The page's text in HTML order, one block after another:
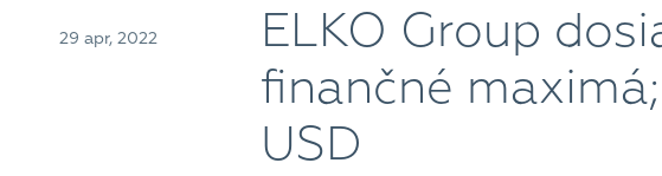
29 apr, 2022
ELKO Group
finančné
USD